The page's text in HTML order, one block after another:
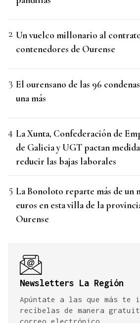
Un vuelco millonario al
contenedores de Ourense
El ourensano de las 96
una más
La Xunta, Confederación de
de Galicia y UGT pactan
reducir las bajas laborales
La Bonoloto reparte más de un
euros en esta villa de la
Ourense
Newsletters La Región
Apúntate a las que más te
recíbelas de manera
correo electrónico